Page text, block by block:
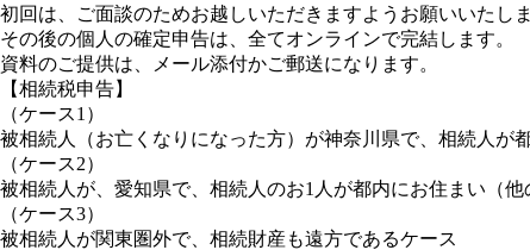
初回は、ご面談のためお越しいただきますようお願いいたしま
その後の個人の確定申告は、全てオンラインで完結します。
資料のご提供は、メール添付かご郵送になります。
【相続税申告】
（ケース1）
被相続人（お亡くなりになった方）が神奈川県で、相続人が
（ケース2）
被相続人が、愛知県で、相続人のお1人が都内にお住まい（
（ケース3）
被相続人が関東圏外で、相続財産も遠方であるケース